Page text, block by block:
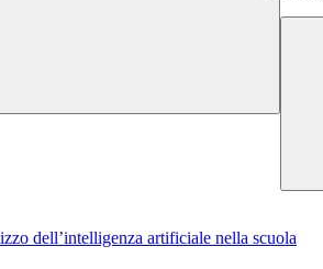
dell’intelligenza artificiale nella scuola